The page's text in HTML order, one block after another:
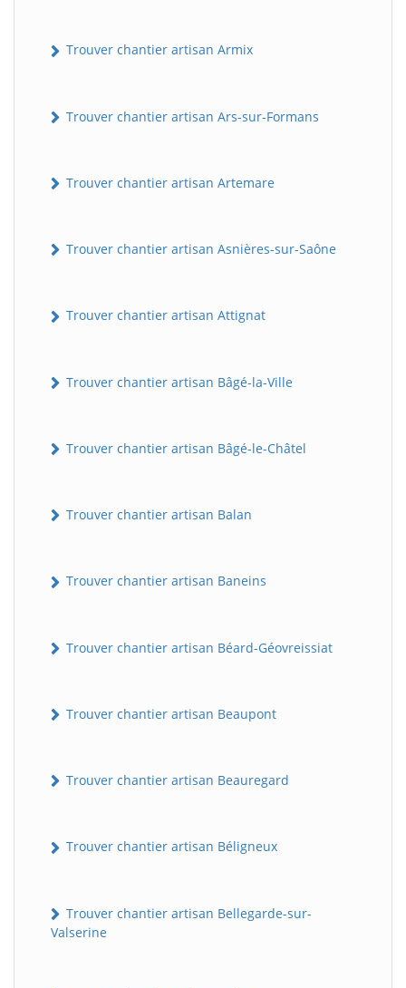
Trouver chantier artisan Armix
Trouver chantier artisan Ars-sur-Formans
Trouver chantier artisan Artemare
Trouver chantier artisan Asnières-sur-Saône
Trouver chantier artisan Attignat
Trouver chantier artisan Bâgé-la-Ville
Trouver chantier artisan Bâgé-le-Châtel
Trouver chantier artisan Balan
Trouver chantier artisan Baneins
Trouver chantier artisan Béard-Géovreissiat
Trouver chantier artisan Beaupont
Trouver chantier artisan Beauregard
Trouver chantier artisan Béligneux
Trouver chantier artisan Bellegarde-sur-
Valserine